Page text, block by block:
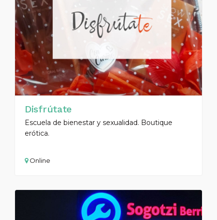
Disfrútate
Escuela de bienestar y sexualidad. Boutique
erótica.
Online